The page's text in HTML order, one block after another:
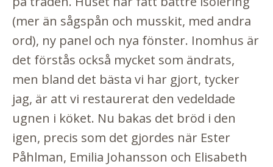
(mer än sågspån och musskit, med andra
ord), ny panel och nya fönster. Inomhus är
det förstås också mycket som ändrats,
men bland det bästa vi har gjort, tycker
jag, är att vi restaurerat den vedeldade
ugnen i köket. Nu bakas det bröd i den
igen, precis som det gjordes när Ester
Påhlman, Emilia Johansson och Elisabeth